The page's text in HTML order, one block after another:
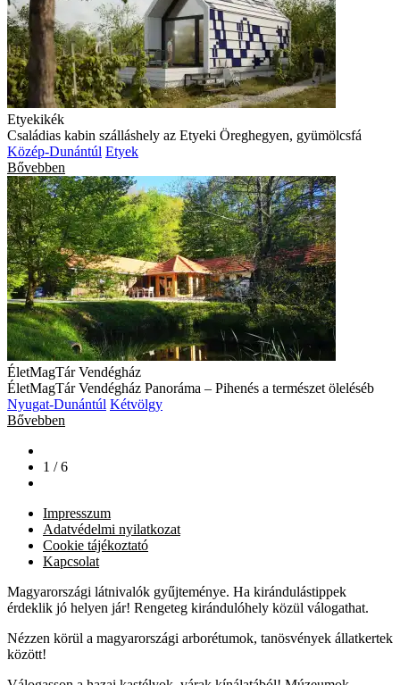
Etyekikék
Családias kabin szálláshely az Etyeki Öreghegyen, gyümölcsfá
Közép-Dunántúl Etyek
Bővebben
ÉletMagTár Vendégház
ÉletMagTár Vendégház Panoráma – Pihenés a természet öleléséb
Nyugat-Dunántúl Kétvölgy
Bővebben
1 / 6
Impresszum
Adatvédelmi nyilatkozat
Cookie tájékoztató
Kapcsolat
Magyarországi látnivalók gyűjteménye. Ha kirándulástippek
érdeklik jó helyen jár! Rengeteg kirándulóhely közül válogathat.
Nézzen körül a magyarországi arborétumok, tanösvények állatkertek
között!